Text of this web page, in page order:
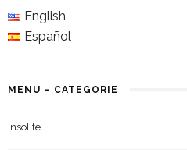
English
Español
MENU – CATEGORIE
Insolite